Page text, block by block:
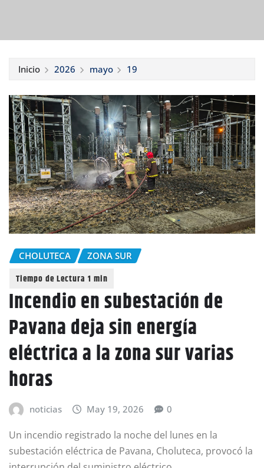
Inicio 2026 mayo 19
CHOLUTECA ZONA SUR
Incendio en subestación de
Pavana deja sin energía
eléctrica a la zona sur varias
horas
noticias May 19, 2026 0
Un incendio registrado la noche del lunes en la
subestación eléctrica de Pavana, Choluteca, provocó la